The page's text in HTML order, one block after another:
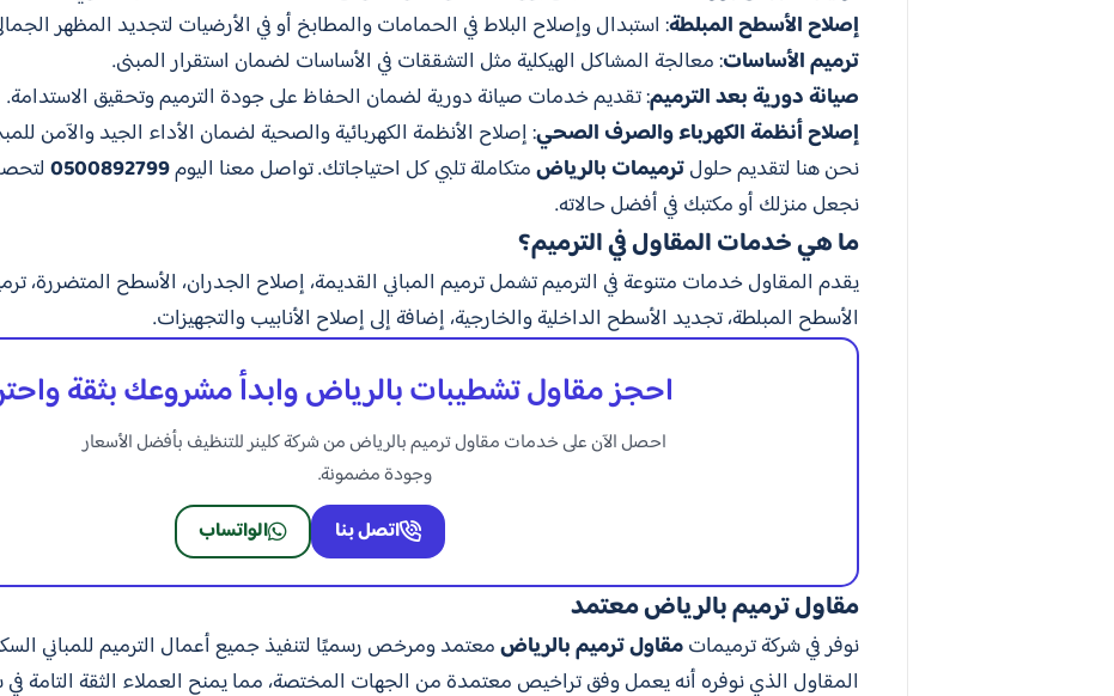
إصلاح الأسطح المبلطة: استبدال وإصلاح البلاط في الحمامات والمطابخ أو في الأرضيات لتجديد المظهر
ترميم الأساسات: معالجة المشاكل الهيكلية مثل التشققات في الأساسات لضمان استقرار المبنى.
صيانة دورية بعد الترميم: تقديم خدمات صيانة دورية لضمان الحفاظ على جودة الترميم وتحقيق الاستدامة.
إصلاح أنظمة الكهرباء والصرف الصحي: إصلاح الأنظمة الكهربائية والصحية لضمان الأداء الجيد والآمن
نحن هنا لتقديم حلولترميمات بالرياضمتكاملة تلبي كل احتياجاتك. تواصل معنا اليوم0500892799
نجعل منزلك أو مكتبك في أفضل حالاته.
ما هي خدمات المقاول في الترميم؟
يقدم المقاول خدمات متنوعة في الترميم تشمل ترميم المباني القديمة، إصلاح الجدران، الأسطح المتضررة،
الأسطح المبلطة، تجديد الأسطح الداخلية والخارجية، إضافة إلى إصلاح الأنابيب والتجهيزات.
احجز مقاول تشطيبات بالرياض وابدأ مشروعك بثقة
احصل الآن على خدمات مقاول ترميم بالرياض من شركة كلينر للتنظيف بأفضل الأسعار
وجودة مضمونة.
اتصل بنا
الواتساب
مقاول ترميم بالرياض معتمد
نوفر في شركة ترميماتمقاول ترميم بالرياضمعتمد ومرخص رسميًا لتنفيذ جميع أعمال الترميم للمباني
المقاول الذي نوفره أنه يعمل وفق تراخيص معتمدة من الجهات المختصة، مما يمنح العملاء الثقة التامة في